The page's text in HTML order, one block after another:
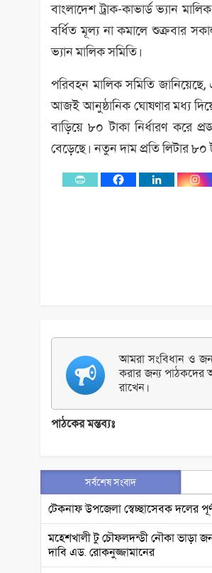
বাংলাদেশ ট্রাক-কাভার্ড ভ্যান
বর্ধিত মূল্য না কমালে শুক্রবার
ভ্যান মালিক সমিতি।
পরিবহন মালিক সমিতি
আজই আনুষ্ঠানিক ঘোষণার মধ্য দিয়ে
বাড়িয়ে ৮০ টাকা নির্ধারণ করে
বেড়েছে। নতুন দাম প্রতি লিটার ৮০
আমরা সংবিধান ও
করার জন্য পাঠকদের
রাখেন।
পাঠকের মন্তব্যঃ
সর্বশেষ সংবাদ
টেকনাফ উপজেলা স্বেচ্ছাসেবক দলের
মহেশখালী টু চৌফলদন্ডী নৌকা ভাড়া
দাবি এড. রোকনুজ্জামানের